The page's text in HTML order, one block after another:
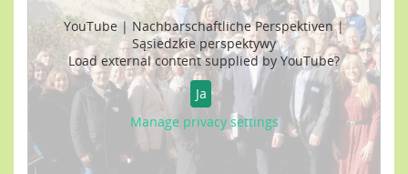
YouTube | Nachbarschaftliche Perspektiven |
Sąsiedzkie perspektywy
Load external content supplied by YouTube?
Ja
Manage privacy settings